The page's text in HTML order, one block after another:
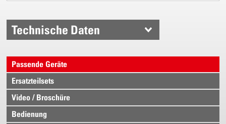
Technische Daten
Passende Geräte
Ersatzteilsets
Video / Broschüre
Bedienung